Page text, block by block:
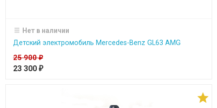
Нет в наличии
Детский электромобиль Mercedes-Benz GL63 AMG
25 900₽
23 300 ₽
